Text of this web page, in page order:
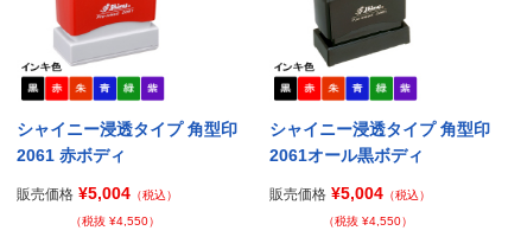
シャイニー浸透タイプ 角型印
2061 赤ボディ
販売価格 ¥5,004 （税込）
（税抜 ¥4,550）
シャイニー浸透タイプ 角型印
2061オール黒ボディ
販売価格 ¥5,004 （税込）
（税抜 ¥4,550）